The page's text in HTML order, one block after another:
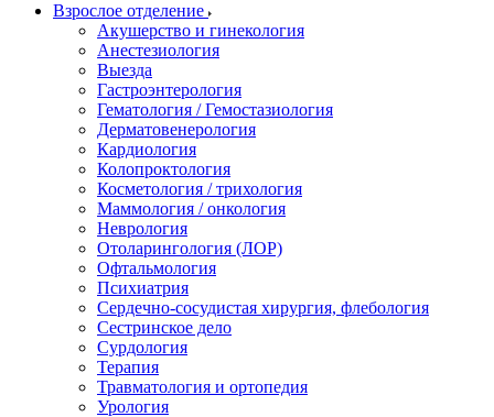
Взрослое отделение
Акушерство и гинекология
Анестезиология
Выезда
Гастроэнтерология
Гематология / Гемостазиология
Дерматовенерология
Кардиология
Колопроктология
Косметология / трихология
Маммология / онкология
Неврология
Отоларингология (ЛОР)
Офтальмология
Психиатрия
Сердечно-сосудистая хирургия, флебология
Сестринское дело
Сурдология
Терапия
Травматология и ортопедия
Урология